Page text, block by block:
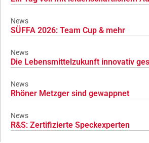
News
SÜFFA 2026: Team Cup & mehr
News
Die Lebensmittelzukunft innovativ
News
Rhöner Metzger sind gewappnet
News
R&S: Zertifizierte Speckexperten